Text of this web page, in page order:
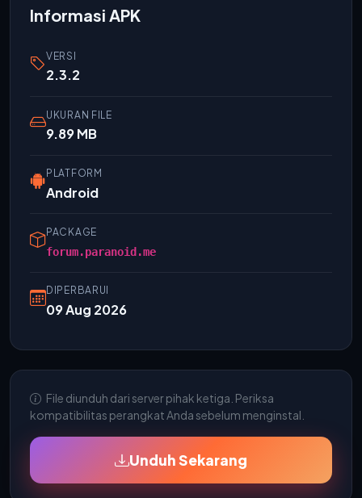
Informasi APK
VERSI
2.3.2
UKURAN FILE
9.89 MB
PLATFORM
Android
PACKAGE
forum.paranoid.me
DIPERBARUI
09 Aug 2026
File diunduh dari server pihak ketiga. Periksa
kompatibilitas perangkat Anda sebelum menginstal.
Unduh Sekarang